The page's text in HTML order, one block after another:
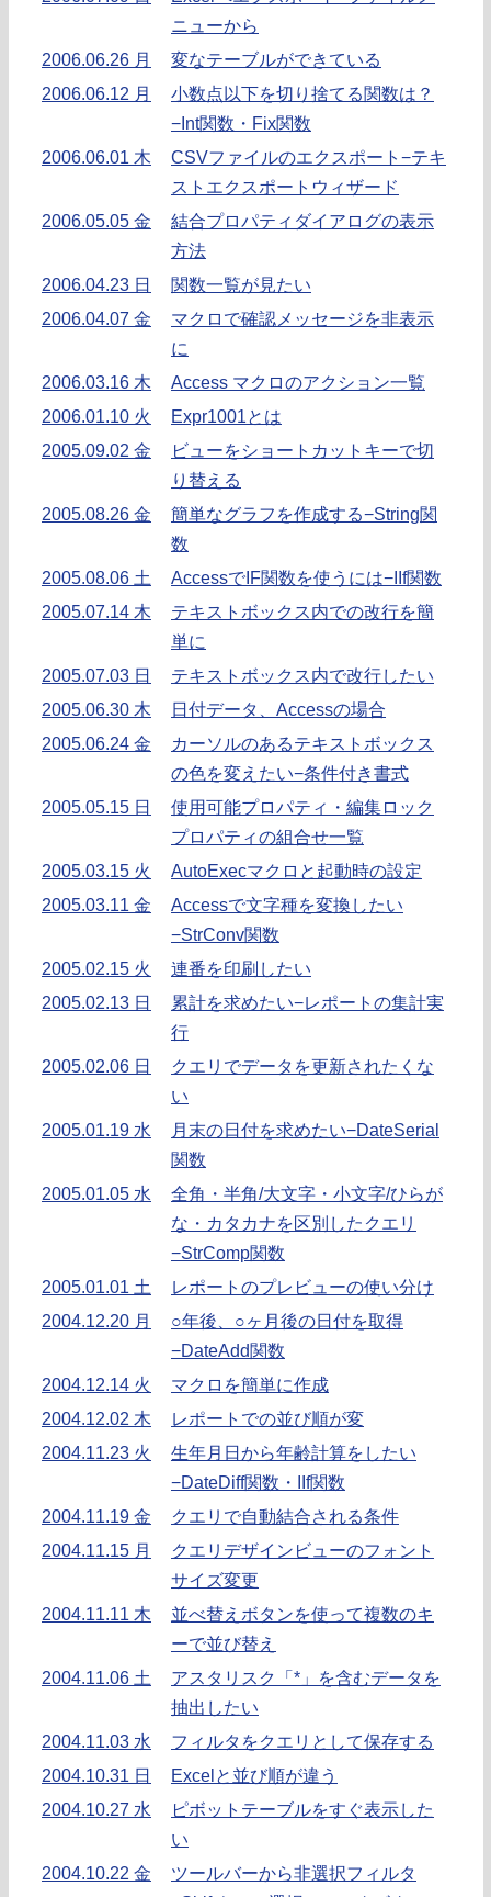
ニューから
2006.06.26 月
変なテーブルができている
2006.06.12 月
小数点以下を切り捨てる関数は？
−Int関数・Fix関数
2006.06.01 木
CSVファイルのエクスポート−テキ
ストエクスポートウィザード
2006.05.05 金
結合プロパティダイアログの表示
方法
2006.04.23 日
関数一覧が見たい
2006.04.07 金
マクロで確認メッセージを非表示
に
2006.03.16 木
Access マクロのアクション一覧
2006.01.10 火
Expr1001とは
2005.09.02 金
ビューをショートカットキーで切
り替える
2005.08.26 金
簡単なグラフを作成する−String関
数
2005.08.06 土
AccessでIF関数を使うには−IIf関数
2005.07.14 木
テキストボックス内での改行を簡
単に
2005.07.03 日
テキストボックス内で改行したい
2005.06.30 木
日付データ、Accessの場合
2005.06.24 金
カーソルのあるテキストボックス
の色を変えたい−条件付き書式
2005.05.15 日
使用可能プロパティ・編集ロック
プロパティの組合せ一覧
2005.03.15 火
AutoExecマクロと起動時の設定
2005.03.11 金
Accessで文字種を変換したい
−StrConv関数
2005.02.15 火
連番を印刷したい
2005.02.13 日
累計を求めたい−レポートの集計実
行
2005.02.06 日
クエリでデータを更新されたくな
い
2005.01.19 水
月末の日付を求めたい−DateSerial
関数
2005.01.05 水
全角・半角/大文字・小文字/ひらが
な・カタカナを区別したクエリ
−StrComp関数
2005.01.01 土
レポートのプレビューの使い分け
2004.12.20 月
○年後、○ヶ月後の日付を取得
−DateAdd関数
2004.12.14 火
マクロを簡単に作成
2004.12.02 木
レポートでの並び順が変
2004.11.23 火
生年月日から年齢計算をしたい
−DateDiff関数・IIf関数
2004.11.19 金
クエリで自動結合される条件
2004.11.15 月
クエリデザインビューのフォント
サイズ変更
2004.11.11 木
並べ替えボタンを使って複数のキ
ーで並び替え
2004.11.06 土
アスタリスク「*」を含むデータを
抽出したい
2004.11.03 水
フィルタをクエリとして保存する
2004.10.31 日
Excelと並び順が違う
2004.10.27 水
ピボットテーブルをすぐ表示した
い
2004.10.22 金
ツールバーから非選択フィルタ